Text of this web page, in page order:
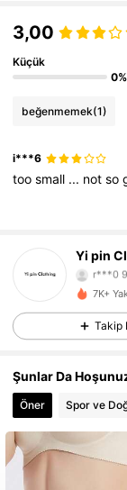
3,00
Küçük
0%
beğenmemek(1)
i***6
toosmall ... notso
Yi pin
4,64
r***0
4,64
4,64
4,64
4,64
4,64
4,64
7K+
Takip
Şunlar Da
Öner Spor ve